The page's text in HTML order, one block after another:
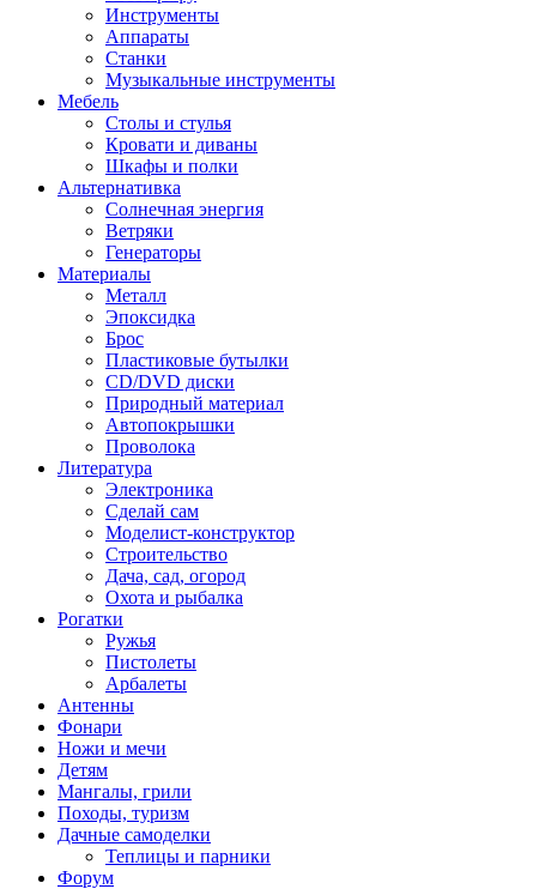
Инструменты
Аппараты
Станки
Музыкальные инструменты
Мебель
Столы и стулья
Кровати и диваны
Шкафы и полки
Альтернативка
Солнечная энергия
Ветряки
Генераторы
Материалы
Металл
Эпоксидка
Брос
Пластиковые бутылки
CD/DVD диски
Природный материал
Автопокрышки
Проволока
Литература
Электроника
Сделай сам
Моделист-конструктор
Строительство
Дача, сад, огород
Охота и рыбалка
Рогатки
Ружья
Пистолеты
Арбалеты
Антенны
Фонари
Ножи и мечи
Детям
Мангалы, грили
Походы, туризм
Дачные самоделки
Теплицы и парники
Форум